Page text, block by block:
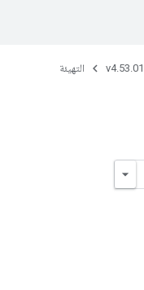
v4.53.01 التهيئة